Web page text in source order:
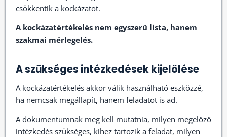
csökkentik a kockázatot.
A kockázatértékelés nem egyszerű lista, hanem
szakmai mérlegelés.
A szükséges intézkedések kijelölése
A kockázatértékelés akkor válik használható eszközzé,
ha nemcsak megállapít, hanem feladatot is ad.
A dokumentumnak meg kell mutatnia, milyen megelőző
intézkedés szükséges, kihez tartozik a feladat, milyen